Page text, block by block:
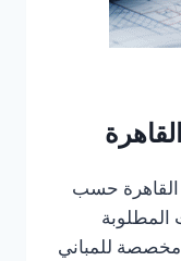
القاهرة حسب
المطلوبة
مخصصة للمباني